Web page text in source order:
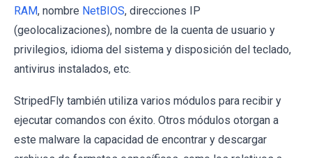
RAM, nombre NetBIOS, direcciones IP
(geolocalizaciones), nombre de la cuenta de usuario y
privilegios, idioma del sistema y disposición del teclado,
antivirus instalados, etc.
StripedFly también utiliza varios módulos para recibir y
ejecutar comandos con éxito. Otros módulos otorgan a
este malware la capacidad de encontrar y descargar